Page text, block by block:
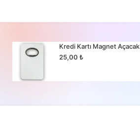
Kredi Kartı Magnet Açacak
25,00₺